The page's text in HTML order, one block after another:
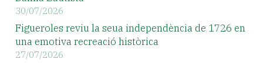
30/07/2026
Figueroles reviu la seua independència de 1726 en
una emotiva recreació històrica
27/07/2026